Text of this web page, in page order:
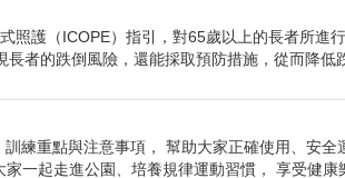
照護（ICOPE）指引，對65歲以上的長者所進
者的跌倒風險，還能採取預防措施，從而降
練重點與注意事項， 幫助大家正確使用、安
一起走進公園、培養規律運動習慣， 享受健康